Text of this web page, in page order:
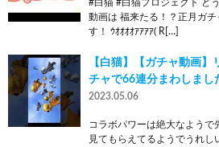
#白猫 #白猫プロジェクト ど
動画は 福来たる！？正月ガ
す！ ｳｵｵｵｵｱｱｱｱ( R[…]
【白猫】【ガチャ動画
チャで66連分まわしまし
2023.05.06
コラボパワーは絶大なようで
見てもらえてるようでうれし